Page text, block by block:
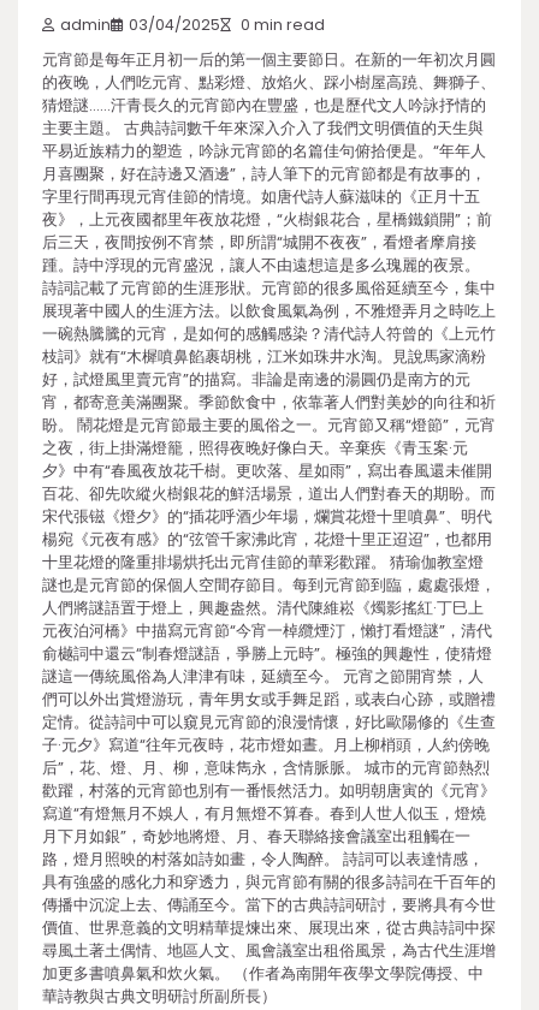
admin 03/04/2025 0 min read
元宵節是每年正月初一后的第一個主要節日。在新的一年初次月圓
的夜晚，人們吃元宵、點彩燈、放焰火、踩小樹屋高蹺、舞獅子、
猜燈謎……汗青長久的元宵節內在豐盛，也是歷代文人吟詠抒情的
主要主題。 古典詩詞數千年來深入介入了我們文明價值的天生與
平易近族精力的塑造，吟詠元宵節的名篇佳句俯拾便是。“年年人
月喜團聚，好在詩邊又酒邊”，詩人筆下的元宵節都是有故事的，
字里行間再現元宵佳節的情境。如唐代詩人蘇滋味的《正月十五
夜》，上元夜國都里年夜放花燈，“火樹銀花合，星橋鐵鎖開”；前
后三天，夜間按例不宵禁，即所謂“城開不夜夜”，看燈者摩肩接
踵。詩中浮現的元宵盛況，讓人不由遠想這是多么瑰麗的夜景。
詩詞記載了元宵節的生涯形狀。元宵節的很多風俗延續至今，集中
展現著中國人的生涯方法。以飲食風氣為例，不雅燈弄月之時吃上
一碗熱騰騰的元宵，是如何的感觸感染？清代詩人符曾的《上元竹
枝詞》就有“木樨噴鼻餡裹胡桃，江米如珠井水淘。見說馬家滴粉
好，試燈風里賣元宵”的描寫。非論是南邊的湯圓仍是南方的元
宵，都寄意美滿團聚。季節飲食中，依靠著人們對美妙的向往和祈
盼。 鬧花燈是元宵節最主要的風俗之一。元宵節又稱“燈節”，元宵
之夜，街上掛滿燈籠，照得夜晚好像白天。辛棄疾《青玉案·元
夕》中有“春風夜放花千樹。更吹落、星如雨”，寫出春風還未催開
百花、卻先吹縱火樹銀花的鮮活場景，道出人們對春天的期盼。而
宋代張镃《燈夕》的“插花呼酒少年場，爛賞花燈十里噴鼻”、明代
楊宛《元夜有感》的“弦管千家沸此宵，花燈十里正迢迢”，也都用
十里花燈的隆重排場烘托出元宵佳節的華彩歡躍。 猜瑜伽教室燈
謎也是元宵節的保個人空間存節目。每到元宵節到臨，處處張燈，
人們將謎語置于燈上，興趣盎然。清代陳維崧《燭影搖紅·丁巳上
元夜泊河橋》中描寫元宵節“今宵一棹纜煙汀，懶打看燈謎”，清代
俞樾詞中還云“制春燈謎語，爭勝上元時”。極強的興趣性，使猜燈
謎這一傳統風俗為人津津有味，延續至今。 元宵之節開宵禁，人
們可以外出賞燈游玩，青年男女或手舞足蹈，或表白心跡，或贈禮
定情。從詩詞中可以窺見元宵節的浪漫情懷，好比歐陽修的《生查
子·元夕》寫道“往年元夜時，花市燈如晝。月上柳梢頭，人約傍晚
后”，花、燈、月、柳，意味雋永，含情脈脈。 城市的元宵節熱烈
歡躍，村落的元宵節也別有一番悵然活力。如明朝唐寅的《元宵》
寫道“有燈無月不娛人，有月無燈不算春。春到人世人似玉，燈燒
月下月如銀”，奇妙地將燈、月、春天聯絡接會議室出租觸在一
路，燈月照映的村落如詩如畫，令人陶醉。 詩詞可以表達情感，
具有強盛的感化力和穿透力，與元宵節有關的很多詩詞在千百年的
傳播中沉淀上去、傳誦至今。當下的古典詩詞研討，要將具有今世
價值、世界意義的文明精華提煉出來、展現出來，從古典詩詞中探
尋風土著土偶情、地區人文、風會議室出租俗風景，為古代生涯增
加更多書噴鼻氣和炊火氣。 （作者為南開年夜學文學院傳授、中
華詩教與古典文明研討所副所長）